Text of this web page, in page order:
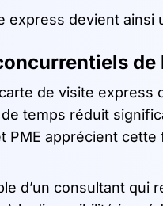
express devient
de visite express
temps réduit
PME apprécient
d’un consultant